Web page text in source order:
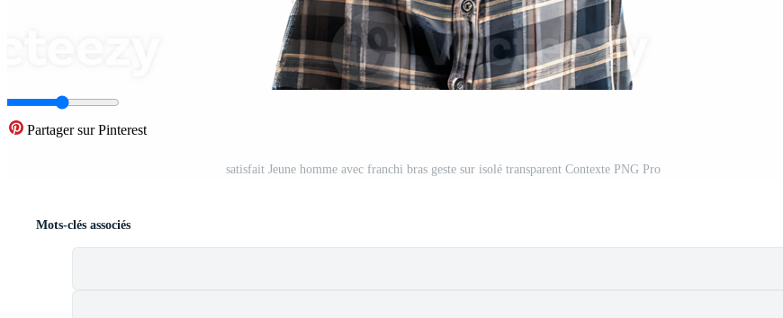
Partager sur Pinterest
satisfait Jeune homme avec franchi bras geste sur isolé transparent Contexte PNG Pro
Mots-clés associés